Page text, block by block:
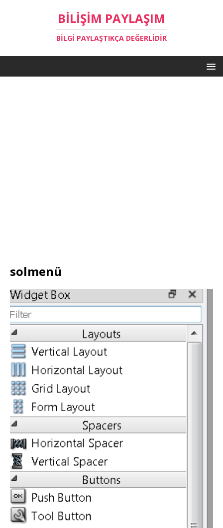
BILIŞIM PAYLAŞIM
BILGI PAYLAŞTIKÇA DEĞERLIDIR
solmenü